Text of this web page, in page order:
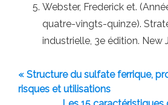
Webster, Frederick et.
quatre-vingts-quinze).
industrielle, 3e édition. New
« Structure du sulfate ferrique,
risques et utilisations